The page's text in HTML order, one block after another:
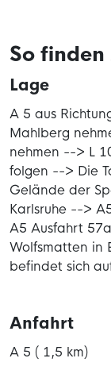
So finden
Lage
A 5 aus
Mahlberg
nehmen --> L
folgen --> Die
Gelände der
Karlsruhe -->
A5 Ausfahrt
Wolfsmatten in
befindet sich
Anfahrt
A 5 ( 1,5 km)